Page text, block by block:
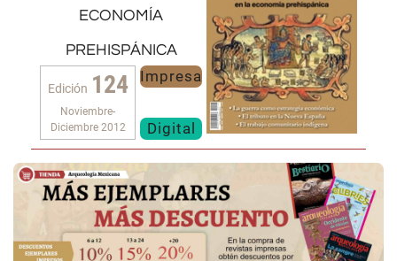
economía
prehispánica
Edición 124
Noviembre-
Diciembre 2012
Impresa
Digital